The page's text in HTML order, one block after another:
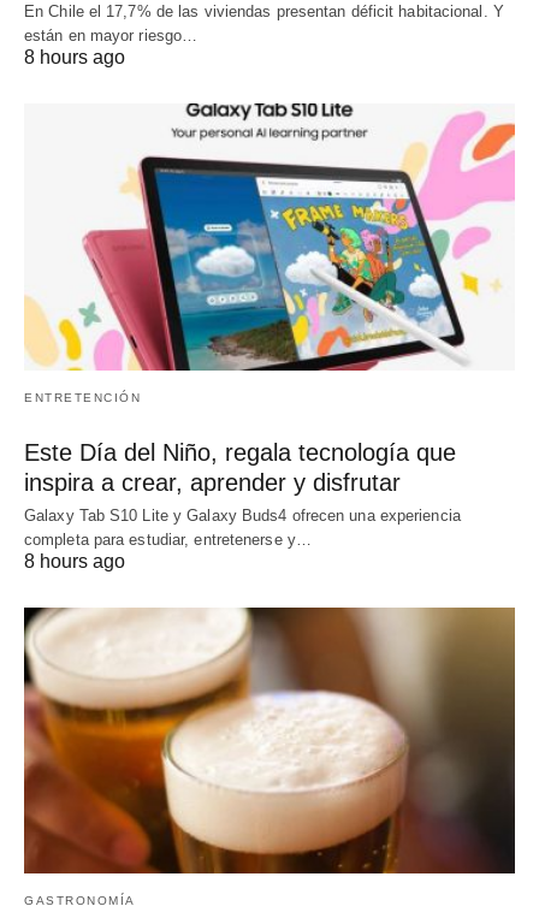
En Chile el 17,7% de las viviendas presentan déficit habitacional. Y
están en mayor riesgo…
8 hours ago
ENTRETENCIÓN
Este Día del Niño, regala tecnología que
inspira a crear, aprender y disfrutar
Galaxy Tab S10 Lite y Galaxy Buds4 ofrecen una experiencia
completa para estudiar, entretenerse y…
8 hours ago
GASTRONOMÍA